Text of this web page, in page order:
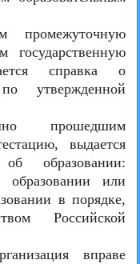
промежуточную
справка о
утвержденной
прошедшим
выдается
образовании:
или
в порядке,
Российской
вправе